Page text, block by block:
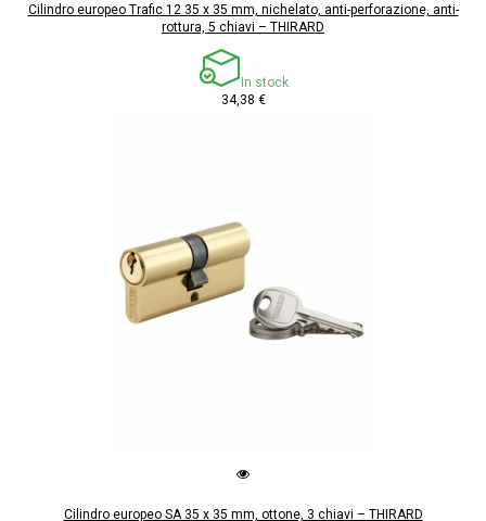
Cilindro europeo Trafic 12 35 x 35 mm, nichelato, anti-perforazione, anti-
rottura, 5 chiavi – THIRARD
In stock
34,38 €
Cilindro europeo SA 35 x 35 mm, ottone, 3 chiavi – THIRARD